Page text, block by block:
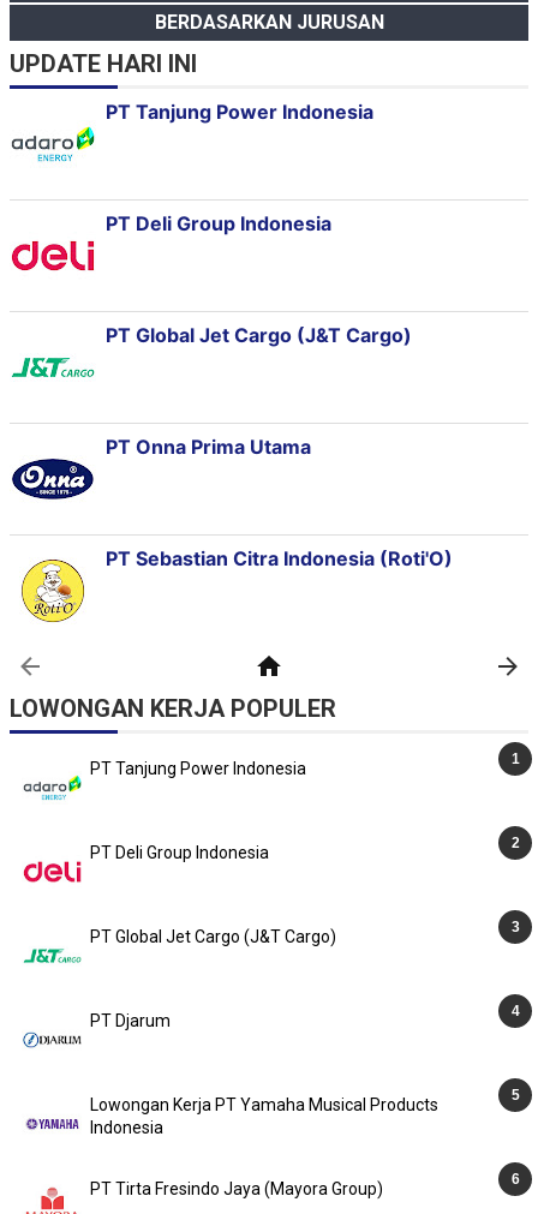
BERDASARKAN JURUSAN
UPDATE HARI INI
LOWONGAN KERJA POPULER
PT Tanjung Power Indonesia
PT Deli Group Indonesia
PT Global Jet Cargo (J&T Cargo)
PT Djarum
Lowongan Kerja PT Yamaha Musical Products
Indonesia
PT Tirta Fresindo Jaya (Mayora Group)